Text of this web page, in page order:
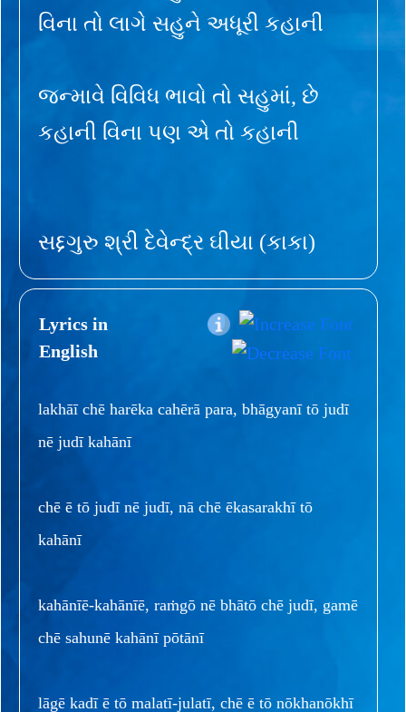
વિના તો લાગે સહુને અધૂરી કહાની
જન્માવે વિવિધ ભાવો તો સહુમાં, છે
કહાની વિના પણ એ તો કહાની
સદ્દગુરુ શ્રી દેવેન્દ્ર ઘીયા (કાકા)
Lyrics in
English
lakhāī chē harēka cahērā para, bhāgyanī tō judī
nē judī kahānī
chē ē tō judī nē judī, nā chē ēkasarakhī tō
kahānī
kahānīē-kahānīē, raṁgō nē bhātō chē judī, gamē
chē sahunē kahānī pōtānī
lāgē kadī ē tō malatī-julatī, chē ē tō nōkhanōkhī